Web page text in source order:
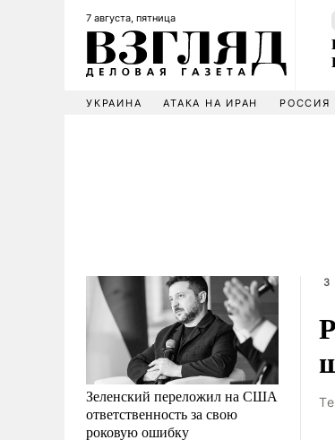
7 августа, пятница
УКРАИНА АТАКА НА ИРАН РОССИЯ
Зеленский переложил на США
ответственность за свою
роковую ошибку
3